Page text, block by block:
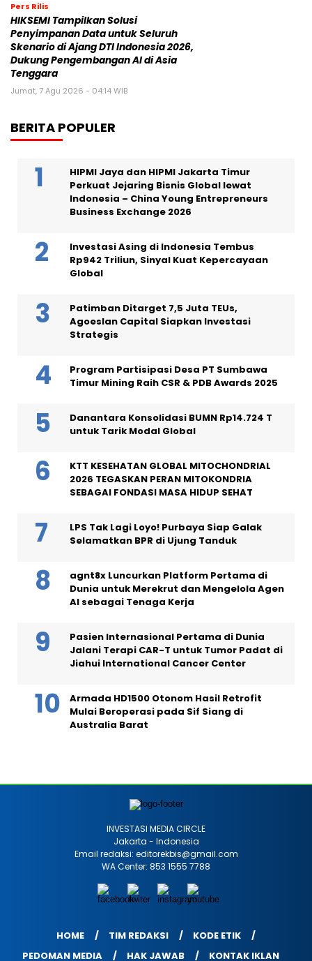
Pers Rilis
HIKSEMI Tampilkan Solusi
Penyimpanan Data untuk Seluruh
Skenario di Ajang DTI Indonesia 2026,
Dukung Pengembangan AI di Asia
Tenggara
Jumat, 7 Agu 2026 - 04:14 WIB
BERITA POPULER
HIPMI Jaya dan HIPMI Jakarta Timur
Perkuat Jejaring Bisnis Global lewat
Indonesia – China Young Entrepreneurs
Business Exchange 2026
Investasi Asing di Indonesia Tembus
Rp942 Triliun, Sinyal Kuat Kepercayaan
Global
Patimban Ditarget 7,5 Juta TEUs,
Agoeslan Capital Siapkan Investasi
Strategis
Program Partisipasi Desa PT Sumbawa
Timur Mining Raih CSR & PDB Awards 2025
Danantara Konsolidasi BUMN Rp14.724 T
untuk Tarik Modal Global
KTT KESEHATAN GLOBAL MITOCHONDRIAL
2026 TEGASKAN PERAN MITOKONDRIA
SEBAGAI FONDASI MASA HIDUP SEHAT
LPS Tak Lagi Loyo! Purbaya Siap Galak
Selamatkan BPR di Ujung Tanduk
agnt8x Luncurkan Platform Pertama di
Dunia untuk Merekrut dan Mengelola Agen
AI sebagai Tenaga Kerja
Pasien Internasional Pertama di Dunia
Jalani Terapi CAR-T untuk Tumor Padat di
Jiahui International Cancer Center
Armada HD1500 Otonom Hasil Retrofit
Mulai Beroperasi pada Sif Siang di
Australia Barat
INVESTASI MEDIA CIRCLE
Jakarta - Indonesia
Email redaksi: editorekbis@gmail.com
WA Center: 853 1555 7788
HOME TIM REDAKSI
KODE ETIK
PEDOMAN MEDIA
HAK JAWAB KONTAK IKLAN